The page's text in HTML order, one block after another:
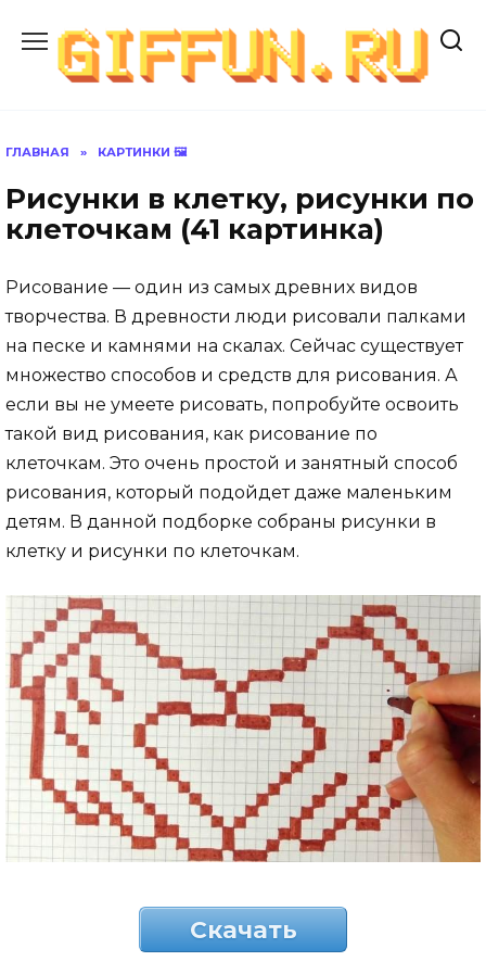
содержанию
ГЛАВНАЯ » КАРТИНКИ 🖼
Рисунки в клетку, рисунки по
клеточкам (41 картинка)
Рисование — один из самых древних видов
творчества. В древности люди рисовали палками
на песке и камнями на скалах. Сейчас существует
множество способов и средств для рисования. А
если вы не умеете рисовать, попробуйте освоить
такой вид рисования, как рисование по
клеточкам. Это очень простой и занятный способ
рисования, который подойдет даже маленьким
детям. В данной подборке собраны рисунки в
клетку и рисунки по клеточкам.
Скачать